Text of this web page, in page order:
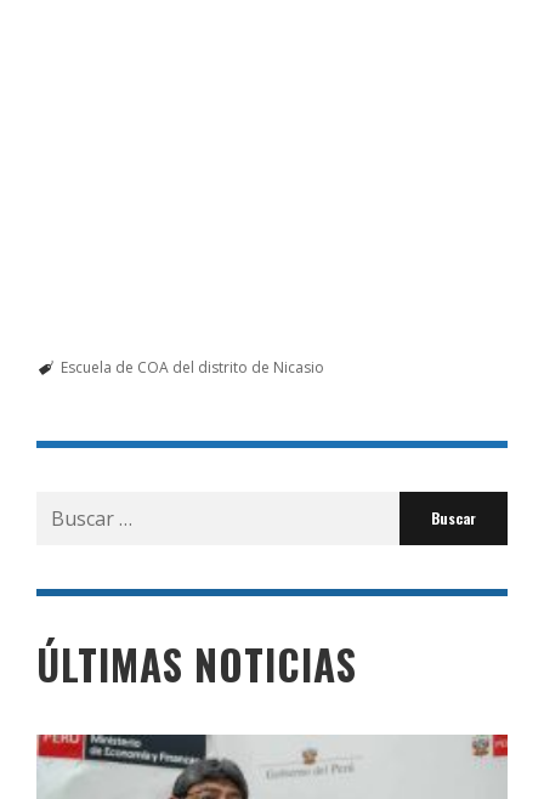
Escuela de COA del distrito de Nicasio
Buscar
por:
ÚLTIMAS NOTICIAS